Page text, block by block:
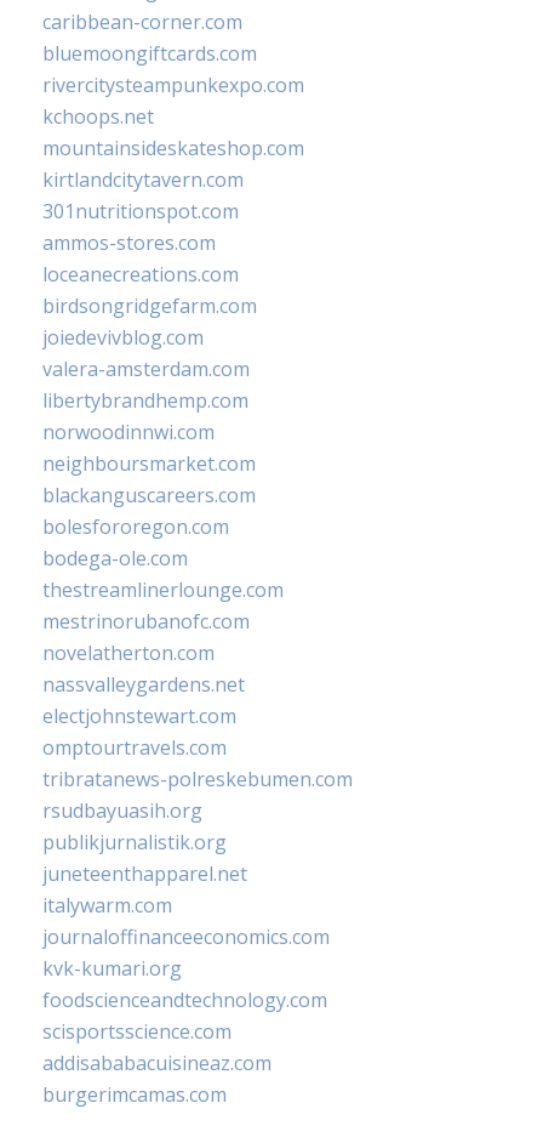
caribbean-corner.com
bluemoongiftcards.com
rivercitysteampunkexpo.com
kchoops.net
mountainsideskateshop.com
kirtlandcitytavern.com
301nutritionspot.com
ammos-stores.com
loceanecreations.com
birdsongridgefarm.com
joiedevivblog.com
valera-amsterdam.com
libertybrandhemp.com
norwoodinnwi.com
neighboursmarket.com
blackanguscareers.com
bolesfororegon.com
bodega-ole.com
thestreamlinerlounge.com
mestrinorubanofc.com
novelatherton.com
nassvalleygardens.net
electjohnstewart.com
omptourtravels.com
tribratanews-polreskebumen.com
rsudbayuasih.org
publikjurnalistik.org
juneteenthapparel.net
italywarm.com
journaloffinanceeconomics.com
kvk-kumari.org
foodscienceandtechnology.com
scisportsscience.com
addisababacuisineaz.com
burgerimcamas.com